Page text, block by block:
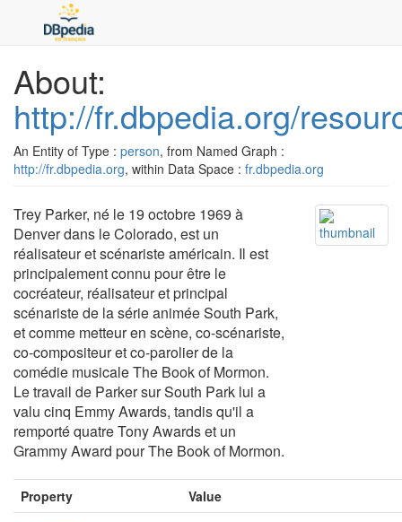
About:
http://fr.dbpedia.org/
An Entity of Type : person, from Named Graph :
http://fr.dbpedia.org, within Data Space : fr.dbpedia.org
Trey Parker, né le 19 octobre 1969 à
Denver dans le Colorado, est un
réalisateur et scénariste américain. Il est
principalement connu pour être le
cocréateur, réalisateur et principal
scénariste de la série animée South Park,
et comme metteur en scène, co-scénariste,
co-compositeur et co-parolier de la
comédie musicale The Book of Mormon.
Le travail de Parker sur South Park lui a
valu cinq Emmy Awards, tandis qu'il a
remporté quatre Tony Awards et un
Grammy Award pour The Book of Mormon.
Property Value